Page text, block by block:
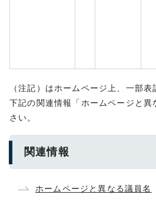
（注記）はホームページ上、一部表
下記の関連情報「ホームページと異
さい。
関連情報
ホームページと異なる議員名